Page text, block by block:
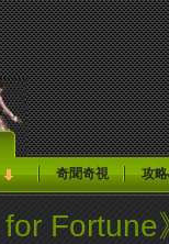
奇聞奇視 攻
for Fortune